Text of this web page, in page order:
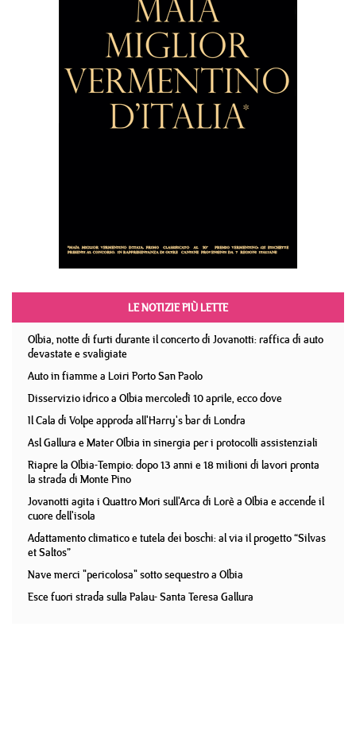
LE NOTIZIE PIÙ LETTE
Olbia, notte di furti durante il concerto di Jovanotti: raffica di auto
devastate e svaligiate
Auto in fiamme a Loiri Porto San Paolo
Disservizio idrico a Olbia mercoledì 10 aprile, ecco dove
Il Cala di Volpe approda all'Harry's bar di Londra
Asl Gallura e Mater Olbia in sinergia per i protocolli assistenziali
Riapre la Olbia-Tempio: dopo 13 anni e 18 milioni di lavori pronta
la strada di Monte Pino
Jovanotti agita i Quattro Mori sull'Arca di Lorè a Olbia e accende il
cuore dell'isola
Adattamento climatico e tutela dei boschi: al via il progetto “Silvas
et Saltos”
Nave merci "pericolosa" sotto sequestro a Olbia
Esce fuori strada sulla Palau- Santa Teresa Gallura